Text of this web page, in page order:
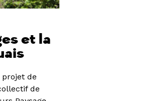
et la
projet de
de